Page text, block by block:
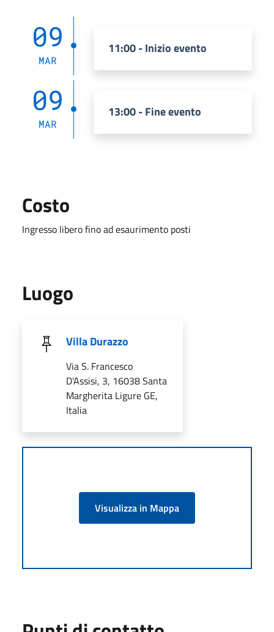
09
MAR
11:00 - Inizio evento
09
MAR
13:00 - Fine evento
Costo
Ingresso libero fino ad esaurimento posti
Luogo
Villa Durazzo
Via S. Francesco
D'Assisi, 3, 16038 Santa
Margherita Ligure GE,
Italia
Visualizza in Mappa